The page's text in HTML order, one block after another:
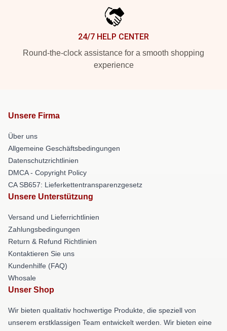
24/7 HELP CENTER
Round-the-clock assistance for a smooth shopping
experience
Unsere Firma
Über uns
Allgemeine Geschäftsbedingungen
Datenschutzrichtlinien
DMCA - Copyright Policy
CA SB657: Lieferkettentransparenzgesetz
Unsere Unterstützung
Versand und Lieferrichtlinien
Zahlungsbedingungen
Return & Refund Richtlinien
Kontaktieren Sie uns
Kundenhilfe (FAQ)
Whosale
Unser Shop
Wir bieten qualitativ hochwertige Produkte, die speziell von
unserem erstklassigen Team entwickelt werden. Wir bieten eine